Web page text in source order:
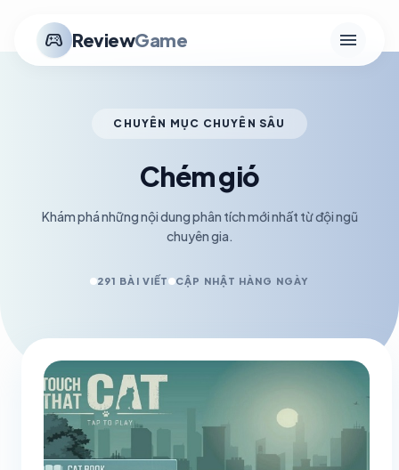
stadia_controller ReviewGame menu
CHUYÊN MỤC CHUYÊN SÂU
Chém gió
Khám phá những nội dung phân tích mới nhất từ đội ngũ
chuyên gia.
291 BÀI VIẾT CẬP NHẬT HÀNG NGÀY